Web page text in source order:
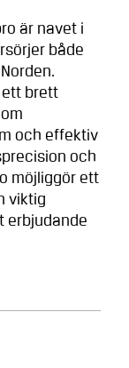
är navet i
både
ett brett
och effektiv
och
möjliggör ett
viktig
erbjudande